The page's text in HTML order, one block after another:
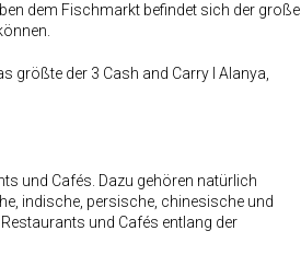
dem Fischmarkt befindet sich der große
größte der 3 Cash and Carry I Alanya,
und Cafés. Dazu gehören natürlich
indische, persische, chinesische und
und Cafés entlang der